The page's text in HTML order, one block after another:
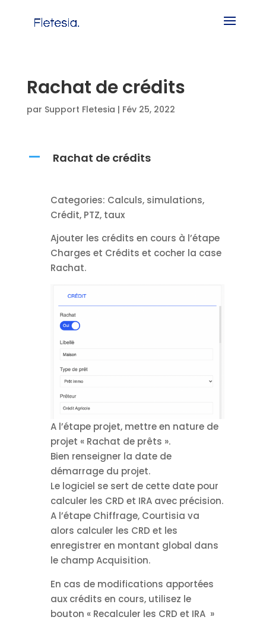
Rachat de crédits
par Support Fletesia | Fév 25, 2022
A Rachat de crédits
Categories: Calculs, simulations,
Crédit, PTZ, taux
Ajouter les crédits en cours à l’étape
Charges et Crédits et cocher la case
Rachat.
A l’étape projet, mettre en nature de
projet « Rachat de prêts ».
Bien renseigner la date de
démarrage du projet.
Le logiciel se sert de cette date pour
calculer les CRD et IRA avec précision.
A l’étape Chiffrage, Courtisia va
alors calculer les CRD et les
enregistrer en montant global dans
le champ Acquisition.
En cas de modifications apportées
aux crédits en cours, utilisez le
bouton « Recalculer les CRD et IRA »